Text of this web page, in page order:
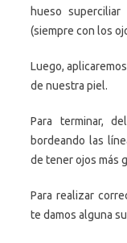
hueso
(siempre con los
Luego,
de nuestra piel.
Para terminar,
bordeando las
de tener ojos más
Para realizar
te damos alguna